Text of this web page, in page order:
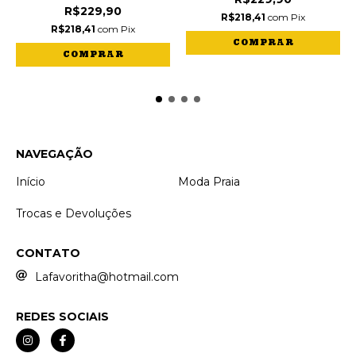
R$229,90
R$218,41 com Pix
COMPRAR
R$218,41 com Pix
COMPRAR
NAVEGAÇÃO
Início
Moda Praia
Trocas e Devoluções
CONTATO
Lafavoritha@hotmail.com
REDES SOCIAIS